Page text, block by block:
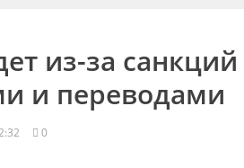
из-за
и переводами
0